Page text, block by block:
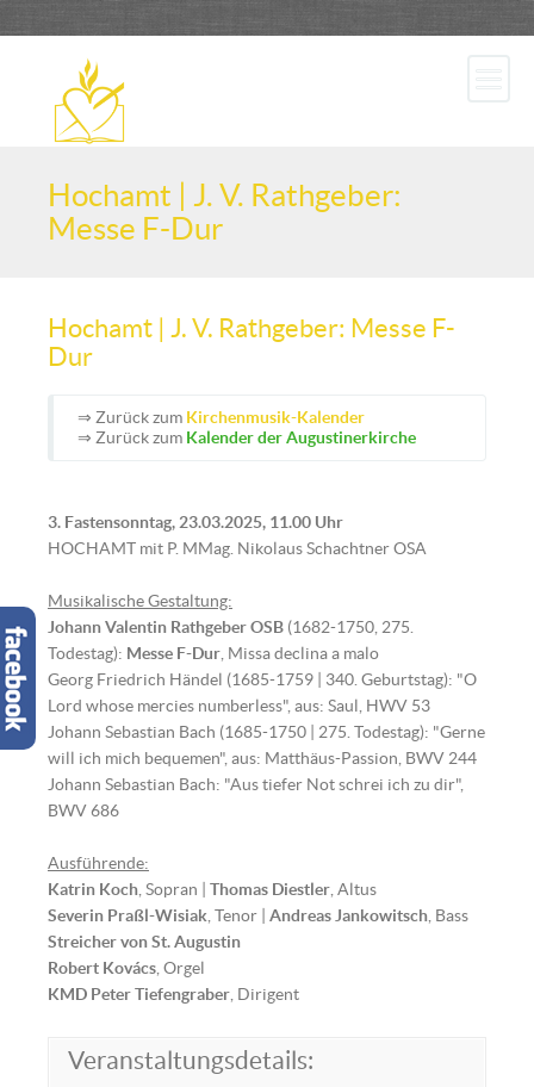
Hochamt | J. V. Rathgeber:
Messe F-Dur
Hochamt | J. V. Rathgeber: Messe F-
Dur
⇒ Zurück zum Kirchenmusik-Kalender
⇒ Zurück zum Kalender der Augustinerkirche
3. Fastensonntag, 23.03.2025, 11.00 Uhr
HOCHAMT mit P. MMag. Nikolaus Schachtner OSA
Musikalische Gestaltung:
Johann Valentin Rathgeber OSB (1682-1750, 275.
Todestag): Messe F-Dur , Missa declina a malo
Georg Friedrich Händel (1685-1759 | 340. Geburtstag): "O
Lord whose mercies numberless", aus: Saul, HWV 53
Johann Sebastian Bach (1685-1750 | 275. Todestag): "Gerne
will ich mich bequemen", aus: Matthäus-Passion, BWV 244
Johann Sebastian Bach: "Aus tiefer Not schrei ich zu dir",
BWV 686
Ausführende:
Katrin Koch , Sopran | Thomas Diestler , Altus
Severin Praßl-Wisiak , Tenor | Andreas Jankowitsch , Bass
Streicher von St. Augustin
Robert Kovács , Orgel
KMD Peter Tiefengraber , Dirigent
Veranstaltungsdetails: